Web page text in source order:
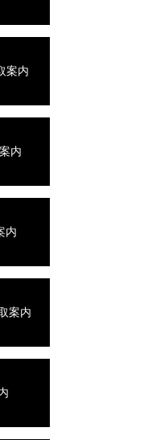
案内
内
内
案内